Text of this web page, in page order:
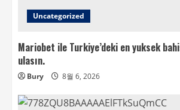
Uncategorized
Mariobet ile Turkiye’deki en yuksek
ulasın.
Bury 8월 6, 2026